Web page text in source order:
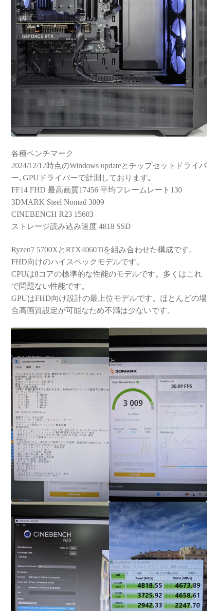
各種ベンチマーク
2024/12/12時点のWindows updateとチップセットドライバ
ー､GPUドライバーで計測しております｡
FF14 FHD 最高画質17456 平均フレームレート130
3DMARK Steel Nomad 3009
CINEBENCH R23 15603
ストレージ読み込み速度 4818 SSD
Ryzen7 5700XとRTX4060Tiを組み合わせた構成です。
FHD向けのハイスペックモデルです。
CPUは8コアの標準的な性能のモデルです。多くはこれ
で問題ない性能です。
GPUはFHD向け設計の最上位モデルです。ほとんどの場
合高画質設定が可能なため不満は少ないです。